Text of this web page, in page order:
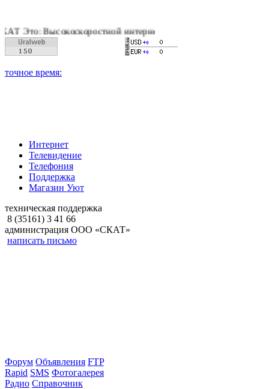
интернет, качественное цифровое и
Интернет
Телевидение
Телефония
Поддержка
Магазин Уют
техническая поддержка
8 (35161) 3 41 66
администрация ООО «СКАТ»
написать письмо
Форум Объявления FTP
Rapid SMS Фотогалерея
Радио Справочник